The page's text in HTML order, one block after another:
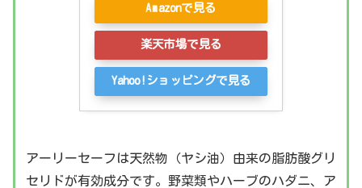
Amazonで見る
楽天市場で見る
Yahoo!ショッピングで見る
アーリーセーフは天然物（ヤシ油）由来の脂肪酸グリ
セリドが有効成分です。野菜類やハーブのハダニ、ア